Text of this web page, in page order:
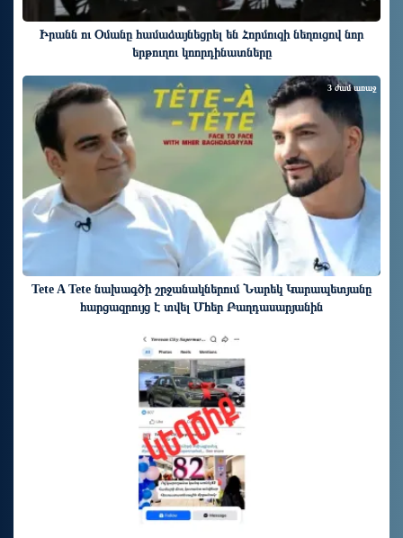
Իրանն ու Օմանը համաձայնեցրել են Հորմուզի նեղուցով նոր
երթուղու կոորդինատները
Tete A Tete նախագծի շրջանակներում Նարեկ Կարապետյանը
հարցազրույց է տվել Մհեր Բաղդասարյանին
3 ժամ առաջ